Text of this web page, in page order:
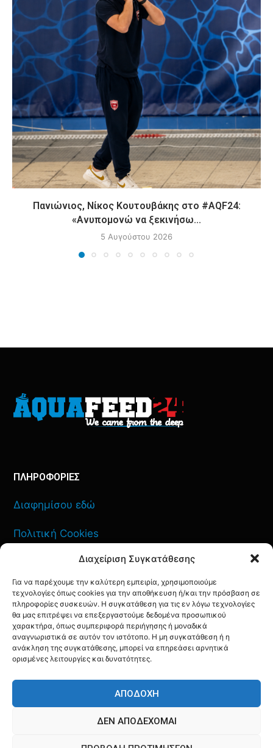
Διαχείριση Συγκατάθεσης
Για να παρέχουμε την καλύτερη εμπειρία, χρησιμοποιούμε
τεχνολογίες όπως cookies για την αποθήκευση ή/και την πρόσβαση σε
πληροφορίες συσκευών. Η συγκατάθεση για τις εν λόγω τεχνολογίες
θα μας επιτρέψει να επεξεργαστούμε δεδομένα προσωπικού
χαρακτήρα, όπως συμπεριφορά περιήγησης ή μοναδικά
αναγνωριστικά σε αυτόν τον ιστότοπο. Η μη συγκατάθεση ή η
ανάκληση της συγκατάθεσης, μπορεί να επηρεάσει αρνητικά
ορισμένες λειτουργίες και δυνατότητες.
ΑΠΟΔΟΧΉ
ΔΕΝ ΑΠΟΔΈΧΟΜΑΙ
Πανιώνιος, Νίκος Κουτουβάκης στο #AQF24:
«Ανυπομονώ να ξεκινήσω...
5 Αυγούστου 2026
ΠΛΗΡΟΦΟΡΙΕΣ
Διαφημίσου εδώ
Πολιτική Cookies
Πολιτική Απορρήτου
ΕΠΙΚΟΙΝΩΝΙΑ
YOUTUBE